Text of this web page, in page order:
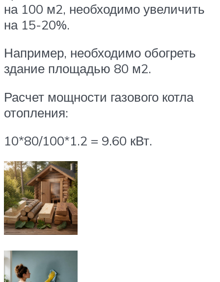
на 100 м2, необходимо увеличить
на 15-20%.
Например, необходимо обогреть
здание площадью 80 м2.
Расчет мощности газового котла
отопления:
10*80/100*1.2 = 9.60 кВт.